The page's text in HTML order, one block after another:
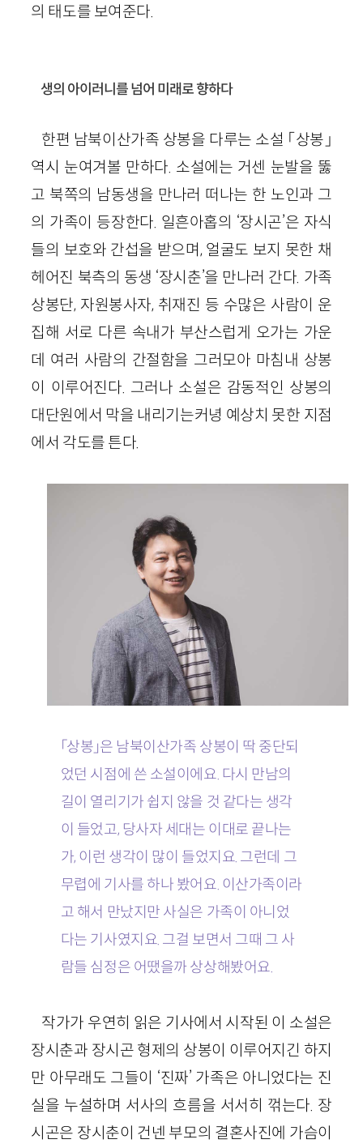
의 태도를 보여준다.
생의 아이러니를 넘어 미래로 향하다
한편 남북이산가족 상봉을 다루는 소설 「상봉」
역시 눈여겨볼 만하다. 소설에는 거센 눈발을 뚫
고 북쪽의 남동생을 만나러 떠나는 한 노인과 그
의 가족이 등장한다. 일흔아홉의 ‘장시곤’은 자식
들의 보호와 간섭을 받으며, 얼굴도 보지 못한 채
헤어진 북측의 동생 ‘장시춘’을 만나러 간다. 가족
상봉단, 자원봉사자, 취재진 등 수많은 사람이 운
집해 서로 다른 속내가 부산스럽게 오가는 가운
데 여러 사람의 간절함을 그러모아 마침내 상봉
이 이루어진다. 그러나 소설은 감동적인 상봉의
대단원에서 막을 내리기는커녕 예상치 못한 지점
에서 각도를 튼다.
「상봉」은 남북이산가족 상봉이 딱 중단되
었던 시점에 쓴 소설이에요. 다시 만남의
길이 열리기가 쉽지 않을 것 같다는 생각
이 들었고, 당사자 세대는 이대로 끝나는
가, 이런 생각이 많이 들었지요. 그런데 그
무렵에 기사를 하나 봤어요. 이산가족이라
고 해서 만났지만 사실은 가족이 아니었
다는 기사였지요. 그걸 보면서 그때 그 사
람들 심정은 어땠을까 상상해봤어요.
작가가 우연히 읽은 기사에서 시작된 이 소설은
장시춘과 장시곤 형제의 상봉이 이루어지긴 하지
만 아무래도 그들이 ‘진짜’ 가족은 아니었다는 진
실을 누설하며 서사의 흐름을 서서히 꺾는다. 장
시곤은 장시춘이 건넨 부모의 결혼사진에 가슴이